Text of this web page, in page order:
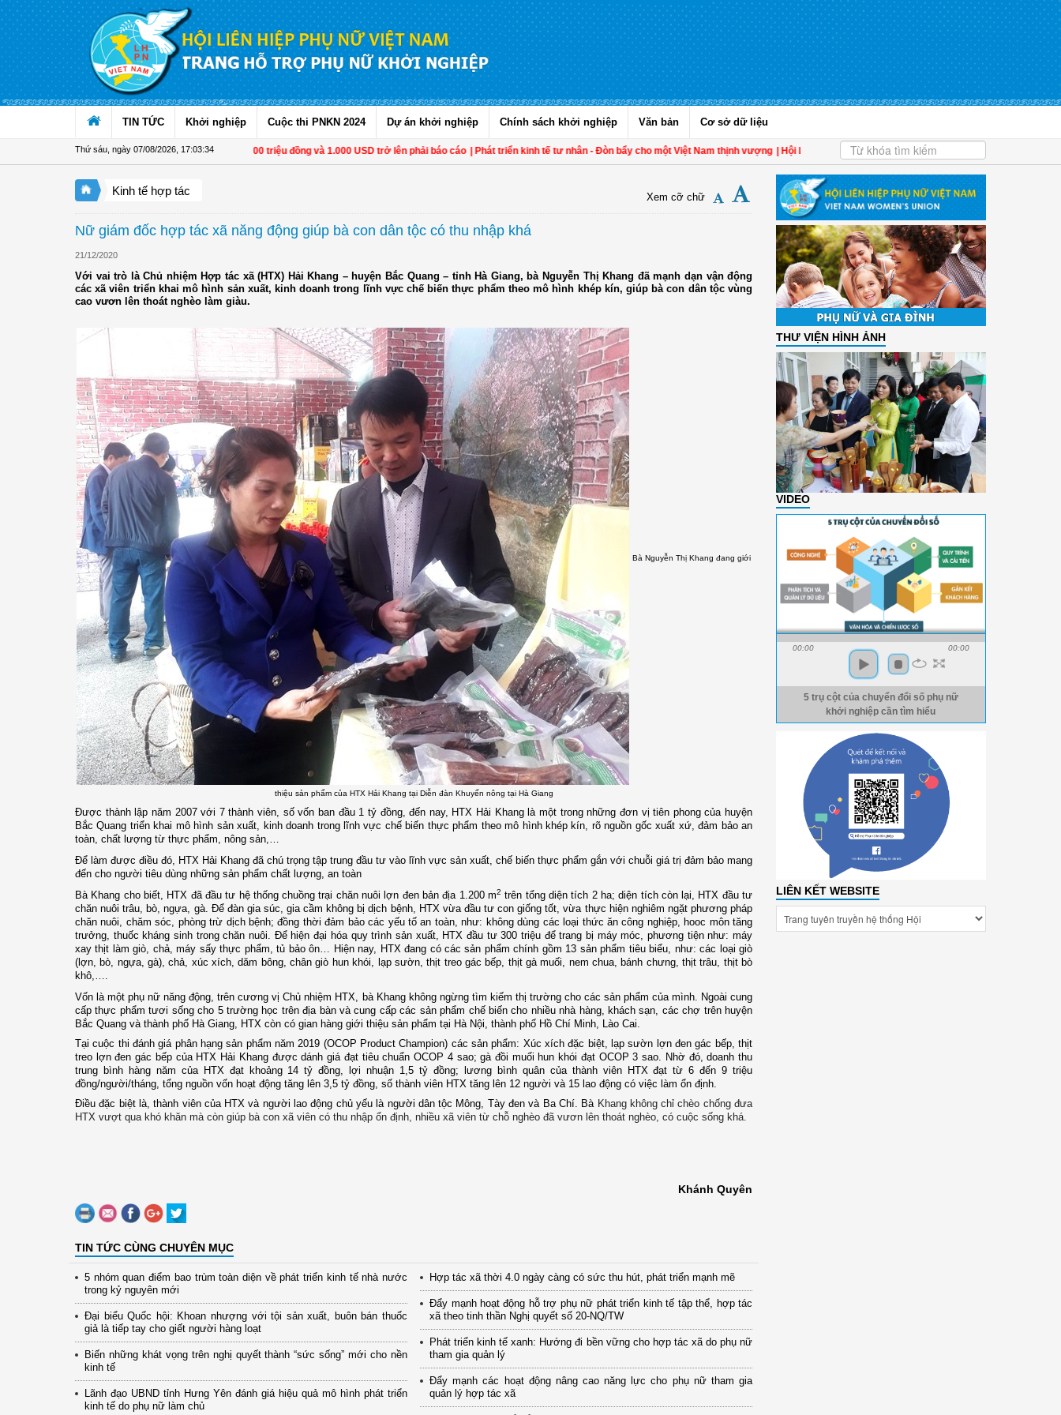
Truy cập nội dung luôn
TIN TỨC Khởi nghiệp Cuộc thi PNKN 2024 Dự án khởi nghiệp Chính sách khởi nghiệp Văn bản Cơ sở dữ liệu
Thứ sáu, ngày 07/08/2026 17:03:35
Từ 1/11, chuyển tiền từ 500 triệu đồng và 1.000 USD trở lên phải báo cáo | Phát triển kinh tế tư nhân - Đòn bẩy cho một Việt Nam thịnh vượng | Hội LHPN tỉnh Kiên Giang biểu dương phụ nữ tiêu biểu trong tham
Kinh tế hợp tác Xem cỡ chữ
Nữ giám đốc hợp tác xã năng động giúp bà con dân tộc có thu nhập khá
21/12/2020
Với vai trò là Chủ nhiệm Hợp tác xã (HTX) Hải Khang – huyện Bắc Quang – tỉnh Hà Giang, bà Nguyễn Thị Khang đã mạnh dạn vận động
các xã viên triển khai mô hình sản xuất, kinh doanh trong lĩnh vực chế biến thực phẩm theo mô hình khép kín, giúp bà con dân tộc vùng
cao vươn lên thoát nghèo làm giàu.
Bà Nguyễn Thị Khang đang giới
thiệu sản phẩm của HTX Hải Khang tại Diễn đàn Khuyến nông tại Hà Giang
Được thành lập năm 2007 với 7 thành viên, số vốn ban đầu 1 tỷ đồng, đến nay, HTX Hải Khang là một trong những đơn vị tiên phong của huyện
Bắc Quang triển khai mô hình sản xuất, kinh doanh trong lĩnh vực chế biến thực phẩm theo mô hình khép kín, rõ nguồn gốc xuất xứ, đảm bảo an
toàn, chất lượng từ thực phẩm, nông sản,…
Để làm được điều đó, HTX Hải Khang đã chú trọng tập trung đầu tư vào lĩnh vực sản xuất, chế biến thực phẩm gắn với chuỗi giá trị đảm bảo mang
đến cho người tiêu dùng những sản phẩm chất lượng, an toàn
Bà Khang cho biết, HTX đã đầu tư hệ thống chuồng trại chăn nuôi lợn đen bản địa 1.200 m2 trên tổng diện tích 2 ha; diện tích còn lại, HTX đầu tư
chăn nuôi trâu, bò, ngựa, gà. Để đàn gia súc, gia cầm không bị dịch bệnh, HTX vừa đầu tư con giống tốt, vừa thực hiện nghiêm ngặt phương pháp
chăn nuôi, chăm sóc, phòng trừ dịch bệnh; đồng thời đảm bảo các yếu tố an toàn, như: không dùng các loại thức ăn công nghiệp, hooc môn tăng
trưởng, thuốc kháng sinh trong chăn nuôi. Để hiện đại hóa quy trình sản xuất, HTX đầu tư 300 triệu để trang bị máy móc, phương tiện như: máy
xay thịt làm giò, chả, máy sấy thực phẩm, tủ bảo ôn… Hiện nay, HTX đang có các sản phẩm chính gồm 13 sản phẩm tiêu biểu, như: các loại giò
(lợn, bò, ngựa, gà), chả, xúc xích, dăm bông, chân giò hun khói, lạp sườn, thịt treo gác bếp, thịt gà muối, nem chua, bánh chưng, thịt trâu, thịt bò
khô,….
Vốn là một phụ nữ năng động, trên cương vị Chủ nhiệm HTX, bà Khang không ngừng tìm kiếm thị trường cho các sản phẩm của mình. Ngoài cung
cấp thực phẩm tươi sống cho 5 trường học trên địa bàn và cung cấp các sản phẩm chế biến cho nhiều nhà hàng, khách sạn, các chợ trên huyện
Bắc Quang và thành phố Hà Giang, HTX còn có gian hàng giới thiệu sản phẩm tại Hà Nội, thành phố Hồ Chí Minh, Lào Cai.
Tại cuộc thi đánh giá phân hạng sản phẩm năm 2019 (OCOP Product Champion) các sản phẩm: Xúc xích đặc biệt, lạp sườn lợn đen gác bếp, thịt
treo lợn đen gác bếp của HTX Hải Khang được dánh giá đạt tiêu chuẩn OCOP 4 sao; gà đồi muối hun khói đạt OCOP 3 sao. Nhờ đó, doanh thu
trung bình hàng năm của HTX đạt khoảng 14 tỷ đồng, lợi nhuận 1,5 tỷ đồng; lương bình quân của thành viên HTX đạt từ 6 đến 9 triệu
đồng/người/tháng, tổng nguồn vốn hoạt động tăng lên 3,5 tỷ đồng, số thành viên HTX tăng lên 12 người và 15 lao động có việc làm ổn định.
Điều đặc biệt là, thành viên của HTX và người lao động chủ yếu là người dân tộc Mông, Tày đen và Ba Chí. Bà Khang không chỉ chèo chống đưa
HTX vượt qua khó khăn mà còn giúp bà con xã viên có thu nhập ổn định, nhiều xã viên từ chỗ nghèo đã vươn lên thoát nghèo, có cuộc sống khá.
Khánh Quyên
TIN TỨC CÙNG CHUYÊN MỤC
5 nhóm quan điểm bao trùm toàn diện về phát triển kinh tế nhà nước
trong kỷ nguyên mới
Đại biểu Quốc hội: Khoan nhượng với tội sản xuất, buôn bán thuốc
giả là tiếp tay cho giết người hàng loạt
Biến những khát vọng trên nghị quyết thành “sức sống” mới cho nền
kinh tế
Lãnh đạo UBND tỉnh Hưng Yên đánh giá hiệu quả mô hình phát triển
kinh tế do phụ nữ làm chủ
Hợp tác xã thời 4.0 ngày càng có sức thu hút, phát triển mạnh mẽ
Đẩy mạnh hoạt động hỗ trợ phụ nữ phát triển kinh tế tập thể, hợp tác
xã theo tinh thần Nghị quyết số 20-NQ/TW
Phát triển kinh tế xanh: Hướng đi bền vững cho hợp tác xã do phụ nữ
tham gia quản lý
Đẩy mạnh các hoạt động nâng cao năng lực cho phụ nữ tham gia
quản lý hợp tác xã
THƯ VIỆN HÌNH ẢNH
VIDEO
00:00 00:00
5 trụ cột của chuyển đổi số phụ nữ
khởi nghiệp cần tìm hiểu
LIÊN KẾT WEBSITE